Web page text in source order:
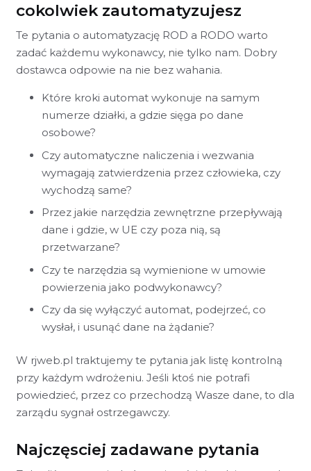
cokolwiek zautomatyzujesz
Te pytania o automatyzację ROD a RODO warto
zadać każdemu wykonawcy, nie tylko nam. Dobry
dostawca odpowie na nie bez wahania.
Które kroki automat wykonuje na samym
numerze działki, a gdzie sięga po dane
osobowe?
Czy automatyczne naliczenia i wezwania
wymagają zatwierdzenia przez człowieka, czy
wychodzą same?
Przez jakie narzędzia zewnętrzne przepływają
dane i gdzie, w UE czy poza nią, są
przetwarzane?
Czy te narzędzia są wymienione w umowie
powierzenia jako podwykonawcy?
Czy da się wyłączyć automat, podejrzeć, co
wysłał, i usunąć dane na żądanie?
W rjweb.pl traktujemy te pytania jak listę kontrolną
przy każdym wdrożeniu. Jeśli ktoś nie potrafi
powiedzieć, przez co przechodzą Wasze dane, to dla
zarządu sygnał ostrzegawczy.
Najczęsciej zadawane pytania